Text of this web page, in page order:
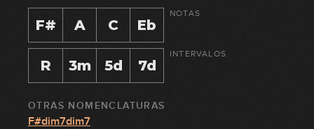
F# A C Eb
NOTAS
R 3m 5d 7d
INTERVALOS
OTRAS NOMENCLATURAS
F#dim7dim7